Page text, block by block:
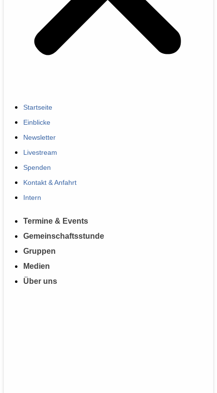
Startseite
Einblicke
Newsletter
Livestream
Spenden
Kontakt & Anfahrt
Intern
Termine & Events
Gemeinschaftsstunde
Gruppen
Medien
Über uns